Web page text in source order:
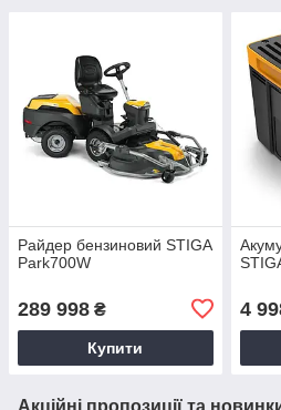
Райдер бензиновий STIGA
Park700W
289 998 ₴
Купити
4
Акційні пропозиції та